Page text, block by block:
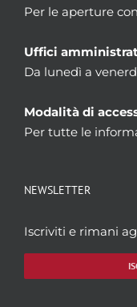
Per le aperture
Uffici
Da lunedì a
Modalità di
Per tutte le
NEWSLETTER
Iscriviti e rimani